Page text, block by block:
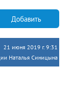
Добавить
21 июня 2019 г. 9:31
Наталья Синицына